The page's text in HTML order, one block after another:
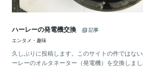
ハーレーの発電機交換
記事
エンタメ・趣味
久しぶりに投稿します。このサイトの件ではな
ーレーのオルタネーター（発電機）を交換しま